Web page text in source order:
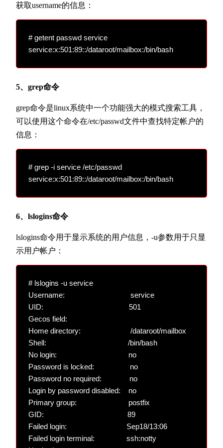
获取username的信息：
# getent passwd service
service:x:501:89::/dataroot/mailbox:/bin/bash
5、grep命令
grep命令是linux系统中一个功能强大的模式搜索工具，
可以使用这个命令在/etc/passwd文件中查找特定帐户的
信息：
# grep -i service /etc/passwd
service:x:501:89::/dataroot/mailbox:/bin/bash
6、lslogins命令
lslogins命令用于显示系统的用户信息，-u参数用于只显
示用户帐户：
# lslogins -u service
Username:                                 service
UID:                                           501
Gecos field:
Home directory:                         /dataroot/mailbox
Shell:                                         /bin/bash
No login:                                    no
Password is locked:                  no
Password no required:              no
Login by password disabled:    no
Primary group:                          postfix
GID:                                          89
Failed login:                              Sep18/13:06
Failed login terminal:                ssh:notty